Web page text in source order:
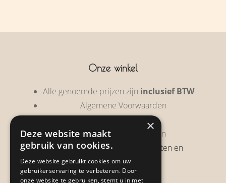
Onze winkel
Alle genoemde prijzen zijn inclusief BTW
Algemene Voorwaarden
Garantie & Retourneren
Verzendbeleid, verzendkosten en
verzendtijden
Heb je een klacht?
×
Deze website maakt
gebruik van cookies.
Deze website gebruikt cookies om uw
gebruikerservaring te verbeteren. Door
onze website te gebruiken, stemt u in met